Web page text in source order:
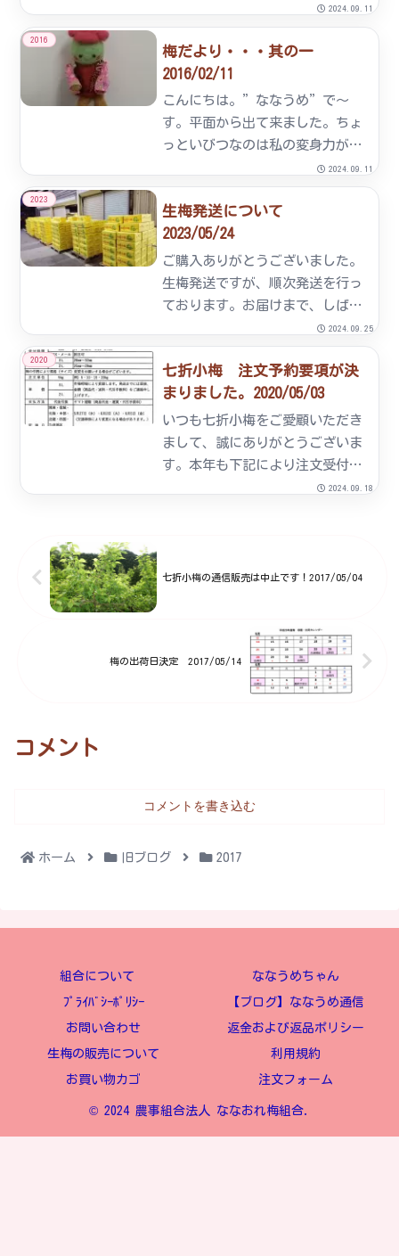
る不作を解消するため、毛ばたき
による人工授粉の試験をします。
近年、ミツバチによる自然受粉
が、ミツバチの減少により懸念さ
れています。それを補うため、ダ
チ...
2024.09.11
2016
梅だより・・・其の一
2016/02/11
こんにちは。”ななうめ”で～
す。平面から出て来ました。ちょ
っといびつなのは私の変身力が未
熟なせいです。まあ・・・愛嬌と
思って下さい。前回、我が梅園を
紹介したのが、2月の末でした。
ちょうど寒波の到来で、滅茶苦茶
寒い頃でしたね。それから節分に
立...
2024.09.11
2023
生梅発送について
2023/05/24
ご購入ありがとうございました。
生梅発送ですが、順次発送を行っ
ております。お届けまで、しばら
2024.09.25
2020
七折小梅 注文予約要項が決
まりました。2020/05/03
いつも七折小梅をご愛顧いただき
まして、誠にありがとうございま
す。本年も下記により注文受付い
たします。しかしながら、本年産
umetyuumonnsyo-hon...
2024.09.18
七折小梅の通信販売は中止です！2017/05/04
梅の出荷日決定 2017/05/14
コメント
コメントを書き込む
ホーム 旧ブログ 2017
組合について ななうめちゃん
ﾌﾟﾗｲﾊﾞｼｰﾎﾟﾘｼｰ 【ブログ】ななうめ通信
お問い合わせ 返金および返品ポリシー
生梅の販売について 利用規約
お買い物カゴ 注文フォーム
© 2024 農事組合法人 ななおれ梅組合.